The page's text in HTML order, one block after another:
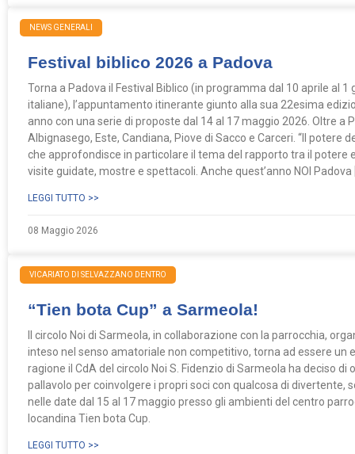
NEWS GENERALI
Festival biblico 2026 a Padova
Torna a Padova il Festival Biblico (in programma dal 10 aprile al
italiane), l’appuntamento itinerante giunto alla sua 22esima
anno con una serie di proposte dal 14 al 17 maggio 2026. Oltre a
Albignasego, Este, Candiana, Piove di Sacco e Carceri. “Il potere
che approfondisce in particolare il tema del rapporto tra il potere
visite guidate, mostre e spettacoli. Anche quest’anno NOI Padova
LEGGI TUTTO >>
08 Maggio 2026
VICARIATO DI SELVAZZANO DENTRO
“Tien bota Cup” a Sarmeola!
Il circolo Noi di Sarmeola, in collaborazione con la parrocchia,
inteso nel senso amatoriale non competitivo, torna ad essere un
ragione il CdA del circolo Noi S. Fidenzio di Sarmeola ha deciso
pallavolo per coinvolgere i propri soci con qualcosa di divertente,
nelle date dal 15 al 17 maggio presso gli ambienti del centro
locandina Tien bota Cup.
LEGGI TUTTO >>